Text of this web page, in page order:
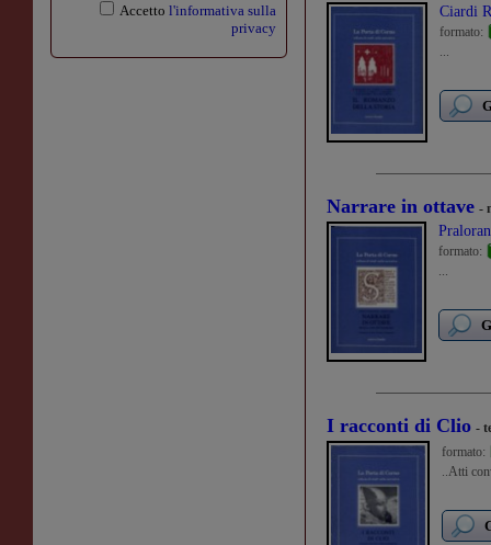
Accetto l'informativa sulla
privacy
Ciardi
formato:
...
Narrare in ottave -
formato:
...
I racconti di Clio -
formato:
..Atti